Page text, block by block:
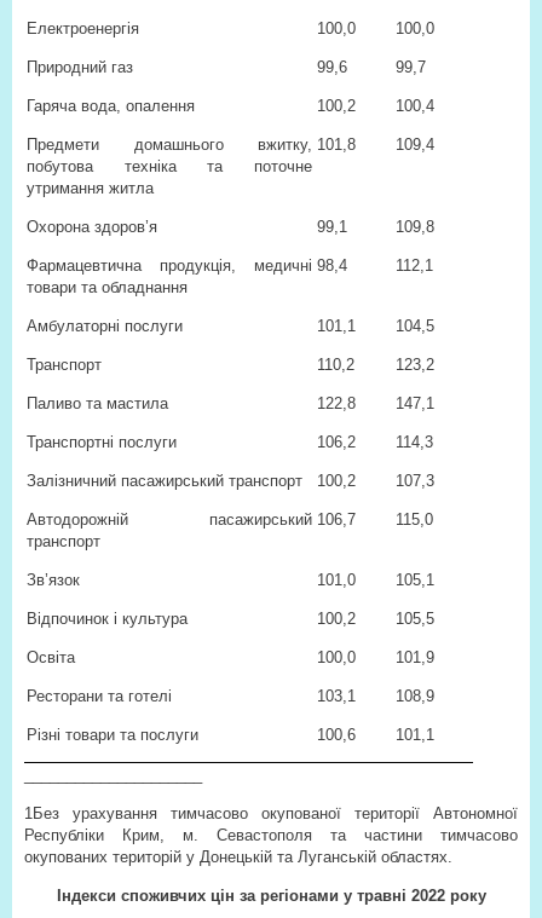
Електроенергія 100,0 100,0
Природний газ 99,6 99,7
Гаряча вода, опалення 100,2 100,4
Предмети домашнього вжитку,
побутова техніка та поточне
утримання житла
101,8 109,4
Охорона здоров’я 99,1 109,8
Фармацевтична продукція, медичні
товари та обладнання
98,4 112,1
Амбулаторні послуги 101,1 104,5
Транспорт 110,2 123,2
Паливо та мастила 122,8 147,1
Транспортні послуги 106,2 114,3
Залізничний пасажирський транспорт 100,2 107,3
Автодорожній пасажирський
транспорт
106,7 115,0
Зв’язок 101,0 105,1
Відпочинок і культура 100,2 105,5
Освіта 100,0 101,9
Ресторани та готелі 103,1 108,9
Різні товари та послуги 100,6 101,1
1Без урахування тимчасово окупованої території Автономної
Республіки Крим, м. Севастополя та частини тимчасово
окупованих територій у Донецькій та Луганській областях.
Індекси споживчих цін за регіонами у травні 2022 року